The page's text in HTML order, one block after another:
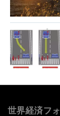
世界経済フ